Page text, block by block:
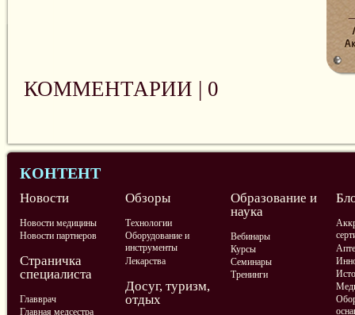
КОММЕНТАРИИ | 0
КОНТЕНТ
Новости
Новости медицины
Новости партнеров
Обзоры
Технологии
Оборудование и
инструменты
Лекарства
Образование и
наука
Вебинары
Курсы
Семинары
Тренинги
Страничка
специалиста
Главврач
Главная медсестра
Досуг, туризм,
отдых